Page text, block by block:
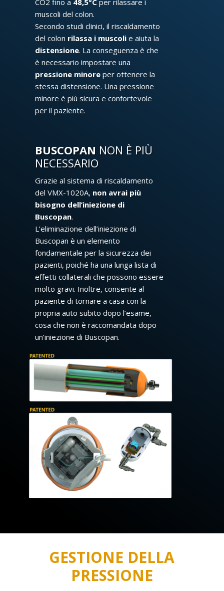
CO2 fino a 48,5°Cper rilassare i
muscoli del colon.
Secondo studi clinici, il riscaldamento
del colon rilassa i muscolie aiuta la
distensione. La conseguenza è che
è necessario impostare una
pressione minoreper ottenere la
stessa distensione. Una pressione
minore è più sicura e confortevole
per il paziente.
BUSCOPAN NON È PIÙ
NECESSARIO
Grazie al sistema di riscaldamento
del VMX-1020A, non avrai più
bisogno dell’iniezione di
Buscopan.
L’eliminazione dell’iniezione di
Buscopan è un elemento
fondamentale per la sicurezza dei
pazienti, poiché ha una lunga lista di
effetti collaterali che possono essere
molto gravi. Inoltre, consente al
paziente di tornare a casa con la
propria auto subito dopo l’esame,
cosa che non è raccomandata dopo
un’iniezione di Buscopan.
GESTIONE DELLA
PRESSIONE